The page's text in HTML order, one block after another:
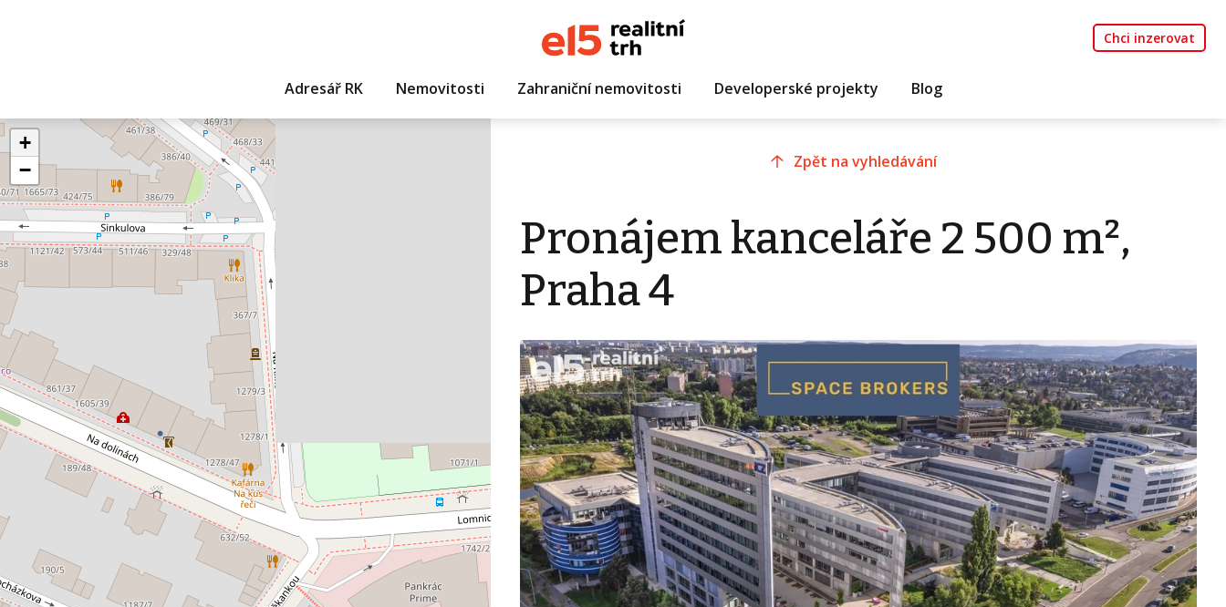
Chci inzerovat
Adresář RK Nemovitosti Zahraniční nemovitosti Developerské projekty Blog
+
−
Zpět na vyhledávání
Pronájem kanceláře 2 500 m²,
Praha 4